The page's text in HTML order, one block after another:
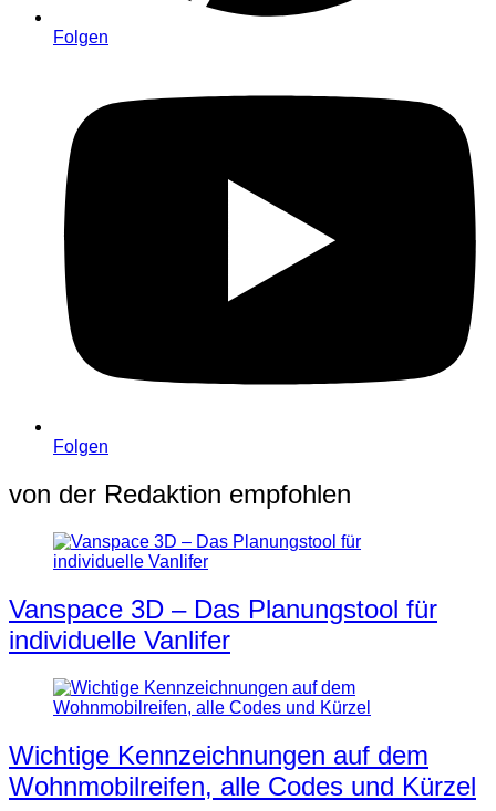
Folgen
Folgen
von der Redaktion empfohlen
Vanspace 3D – Das Planungstool für
individuelle Vanlifer
Wichtige Kennzeichnungen auf dem
Wohnmobilreifen, alle Codes und Kürzel